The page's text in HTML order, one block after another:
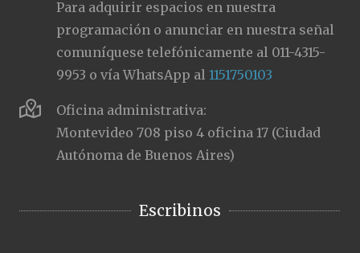
Para adquirir espacios en nuestra
programación o anunciar en nuestra señal
comuníquese telefónicamente al 011-4315-
9953 o vía WhatsApp al1151750103
Oficina administrativa:
Montevideo 708 piso 4 oficina 17 (Ciudad
Autónoma de Buenos Aires)
Escribinos